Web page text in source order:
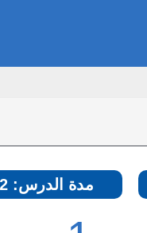
مدة الدرس: 01:03:42